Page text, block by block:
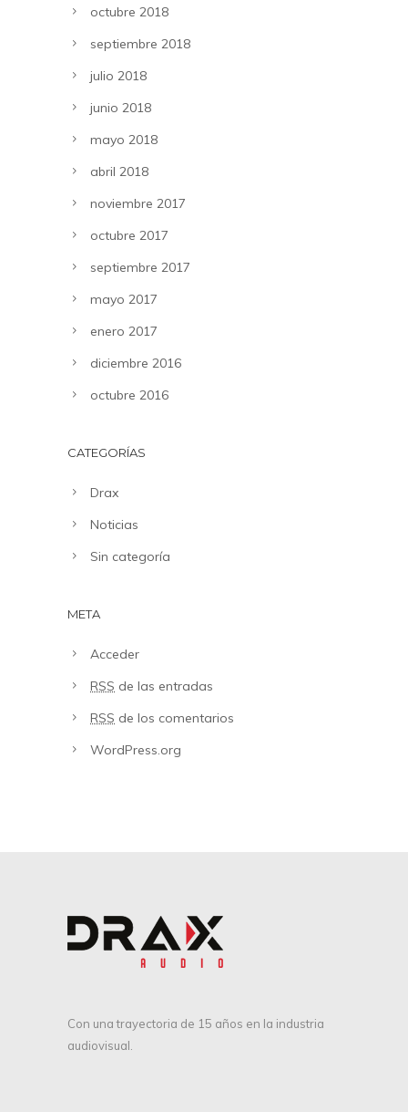
octubre 2018
septiembre 2018
julio 2018
junio 2018
mayo 2018
abril 2018
noviembre 2017
octubre 2017
septiembre 2017
mayo 2017
enero 2017
diciembre 2016
octubre 2016
CATEGORÍAS
Drax
Noticias
Sin categoría
META
Acceder
RSS de las entradas
RSS de los comentarios
WordPress.org
Con una trayectoria de 15 años en la industria
audiovisual.